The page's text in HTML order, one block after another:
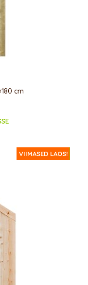
cm
ERIPAKKUMINE!
VIIMASED LAOS!